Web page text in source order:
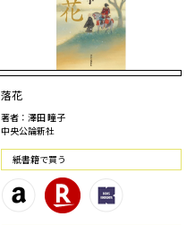
落花
著者：澤田 瞳子
中央公論新社
紙書籍で買う